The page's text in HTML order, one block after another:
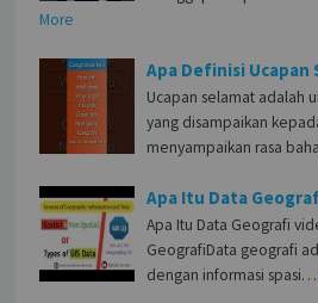
More
Apa Definisi Ucapan
Ucapan selamat adalah
yang disampaikan
menyampaikan rasa
Apa Itu Data
Apa Itu Data Geografi
GeografiData geografi
dengan informasi spasi…